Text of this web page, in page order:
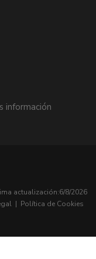
actualización:6/8/2026
| Política de Cookies